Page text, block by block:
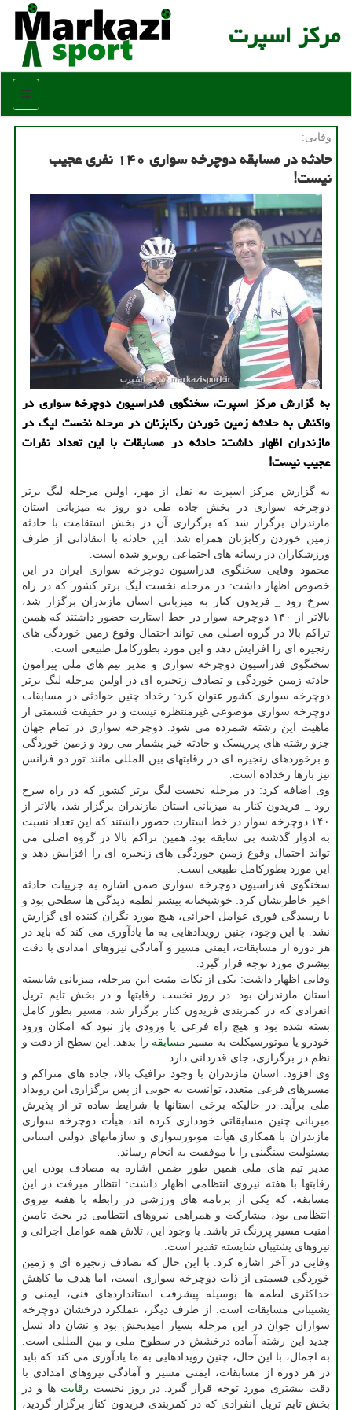
مركز اسپرت
منو
وفایی:
حادثه در مسابقه دوچرخه سواری ۱۴۰ نفری عجیب
نیست!
به گزارش مرکز اسپرت، سخنگوی فدراسیون دوچرخه سواری در
واکنش به حادثه زمین خوردن رکابزنان در مرحله نخست لیگ در
مازندران اظهار داشت: حادثه در مسابقات با این تعداد نفرات
عجیب نیست!
به گزارش مرکز اسپرت به نقل از مهر، اولین مرحله لیگ برتر
دوچرخه سواری در بخش جاده طی دو روز به میزبانی استان
مازندران برگزار شد که برگزاری آن در بخش استقامت با حادثه
زمین خوردن رکابزنان همراه شد. این حادثه با انتقاداتی از طرف
ورزشکاران در رسانه های اجتماعی روبرو شده است.
محمود وفایی سخنگوی فدراسیون دوچرخه سواری ایران در این
خصوص اظهار داشت: در مرحله نخست لیگ برتر کشور که در راه
سرخ رود _ فریدون کنار به میزبانی استان مازندران برگزار شد،
بالاتر از ۱۴۰ دوچرخه سوار در خط استارت حضور داشتند که همین
تراکم بالا در گروه اصلی می تواند احتمال وقوع زمین خوردگی های
زنجیره ای را افزایش دهد و این مورد بطورکامل طبیعی است.
سخنگوی فدراسیون دوچرخه سواری و مدیر تیم های ملی پیرامون
حادثه زمین خوردگی و تصادف زنجیره ای در اولین مرحله لیگ برتر
دوچرخه سواری کشور عنوان کرد: رخداد چنین حوادثی در مسابقات
دوچرخه سواری موضوعی غیرمنتظره نیست و در حقیقت قسمتی از
ماهیت این رشته شمرده می شود. دوچرخه سواری در تمام جهان
جزو رشته های پرریسک و حادثه خیز بشمار می رود و زمین خوردگی
و برخوردهای زنجیره ای در رقابتهای بین المللی مانند تور دو فرانس
نیز بارها رخداده است.
وی اضافه کرد: در مرحله نخست لیگ برتر کشور که در راه سرخ
رود _ فریدون کنار به میزبانی استان مازندران برگزار شد، بالاتر از
۱۴۰ دوچرخه سوار در خط استارت حضور داشتند که این تعداد نسبت
به ادوار گذشته بی سابقه بود. همین تراکم بالا در گروه اصلی می
تواند احتمال وقوع زمین خوردگی های زنجیره ای را افزایش دهد و
این مورد بطورکامل طبیعی است.
سخنگوی فدراسیون دوچرخه سواری ضمن اشاره به جزییات حادثه
اخیر خاطرنشان کرد: خوشبختانه بیشتر لطمه دیدگی ها سطحی بود و
با رسیدگی فوری عوامل اجرائی، هیچ مورد نگران کننده ای گزارش
نشد. با این وجود، چنین رویدادهایی به ما یادآوری می کند که باید در
هر دوره از مسابقات، ایمنی مسیر و آمادگی نیروهای امدادی با دقت
بیشتری مورد توجه قرار گیرد.
وفایی اظهار داشت: یکی از نکات مثبت این مرحله، میزبانی شایسته
استان مازندران بود. در روز نخست رقابتها و در بخش تایم تریل
انفرادی که در کمربندی فریدون کنار برگزار شد، مسیر بطور کامل
بسته شده بود و هیچ راه فرعی یا ورودی باز نبود که امکان ورود
خودرو یا موتورسیکلت به مسیر مسابقه را بدهد. این سطح از دقت و
نظم در برگزاری، جای قدردانی دارد.
وی افزود: استان مازندران با وجود ترافیک بالا، جاده های متراکم و
مسیرهای فرعی متعدد، توانست به خوبی از پس برگزاری این رویداد
ملی برآید. در حالیکه برخی استانها با شرایط ساده تر از پذیرش
میزبانی چنین مسابقاتی خودداری کرده اند، هیأت دوچرخه سواری
مازندران با همکاری هیأت موتورسواری و سازمانهای دولتی استانی
مسئولیت سنگینی را با موفقیت به انجام رساند.
مدیر تیم های ملی همین طور ضمن اشاره به مصادف بودن این
رقابتها با هفته نیروی انتظامی اظهار داشت: انتظار میرفت در این
مسابقه، که یکی از برنامه های ورزشی در رابطه با هفته نیروی
انتظامی بود، مشارکت و همراهی نیروهای انتظامی در بحث تامین
امنیت مسیر پررنگ تر باشد. با وجود این، تلاش همه عوامل اجرائی و
نیروهای پشتیبان شایسته تقدیر است.
وفایی در آخر اشاره کرد: با این حال که تصادف زنجیره ای و زمین
خوردگی قسمتی از ذات دوچرخه سواری است، اما هدف ما کاهش
حداکثری لطمه ها بوسیله پیشرفت استانداردهای فنی، ایمنی و
پشتیبانی مسابقات است. از طرف دیگر، عملکرد درخشان دوچرخه
سواران جوان در این مرحله بسیار امیدبخش بود و نشان داد نسل
جدید این رشته آماده درخشش در سطوح ملی و بین المللی است.
به اجمال، با این حال، چنین رویدادهایی به ما یادآوری می کند که باید
در هر دوره از مسابقات، ایمنی مسیر و آمادگی نیروهای امدادی با
دقت بیشتری مورد توجه قرار گیرد. در روز نخست رقابت ها و در
بخش تایم تریل انفرادی که در کمربندی فریدون کنار برگزار گردید،